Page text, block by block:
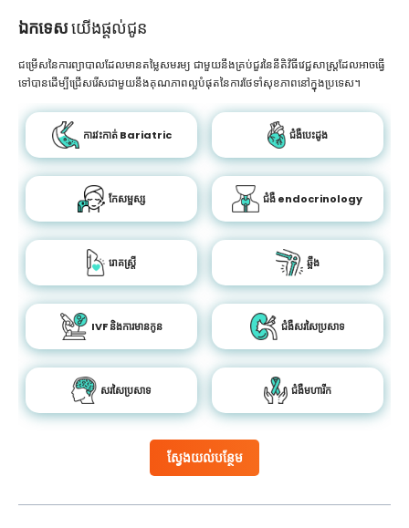
ឯកទេសយើងផ្តល់ជូន
ស្វែងយល់បន្ថែម
ជម្រើសនៃការព្យាបាលដែលមានតម្លៃសមរម្យ ជាមួយនឹងគ្រប់ជួរនៃនីតិវិធីវេជ្ជសាស្រ្តដែលអាចធ្វើ
ទៅបានដើម្បីជ្រើសរើសជាមួយនឹងគុណភាពល្អបំផុតនៃការថែទាំសុខភាពនៅក្នុងប្រទេស។
ការវះកាត់ Bariatric ជំងឺបេះដូង
កែសម្ផស្ស ជំងឺ endocrinology
រោគស្ត្រី ឆ្អឹង
IVF និងការមានកូន ជំងឺសរសៃប្រសាទ
សរសៃប្រសាទ ជំងឺមហារីក